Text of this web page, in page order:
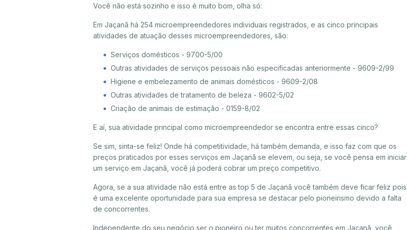
Você não está sozinho e isso é muito bom, olha só:
Em Jaçanã há 254 microempreendedores individuais registrados, e as cinco principais
atividades de atuação desses microempreendedores, são:
Serviços domésticos - 9700-5/00
Outras atividades de serviços pessoais não especificadas anteriormente - 9609-2/99
Higiene e embelezamento de animais domésticos - 9609-2/08
Outras atividades de tratamento de beleza - 9602-5/02
Criação de animais de estimação - 0159-8/02
E aí, sua atividade principal como microempreendedor se encontra entre essas cinco?
Se sim, sinta-se feliz! Onde há competitividade, há também demanda, e isso faz com que os
preços praticados por esses serviços em Jaçanã se elevem, ou seja, se você pensa em iniciar
um serviço em Jaçanã, você já poderá cobrar um preço competitivo.
Agora, se a sua atividade não está entre as top 5 de Jaçanã você também deve ficar feliz pois
é uma excelente oportunidade para sua empresa se destacar pelo pioneirismo devido a falta
de concorrentes.
Independente do seu negócio ser o pioneiro ou ter muitos concorrentes em Jaçanã, você